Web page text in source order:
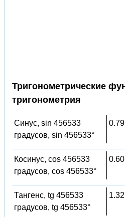
Тригонометрические
тригонометрия
Синус, sin 456533
градусов, sin 456533°
Косинус, cos 456533
градусов, cos 456533°
Тангенс, tg 456533
градусов, tg 456533°